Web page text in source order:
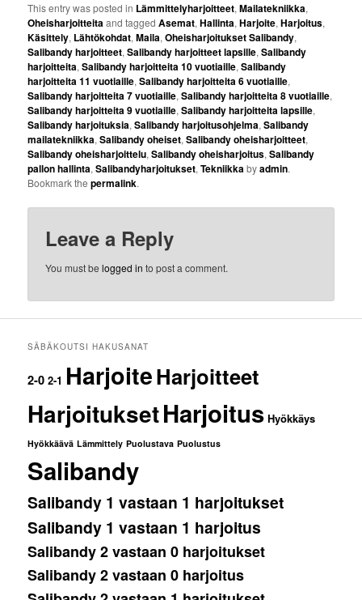
This entry was posted in Lämmittelyharjoitteet,Mailatekniikka,
Oheisharjoitteitaand taggedAsemat,Hallinta,Harjoite,Harjoitus,
Käsittely, Lähtökohdat,Maila,Oheisharjoitukset Salibandy,
Salibandy harjoitteet,Salibandy harjoitteet lapsille,Salibandy
harjoitteita,Salibandy harjoitteita 10 vuotiaille,Salibandy
harjoitteita 11 vuotiaille,Salibandy harjoitteita 6 vuotiaille,
Salibandy harjoitteita 7 vuotiaille,Salibandy harjoitteita 8 vuotiaille,
Salibandy harjoitteita 9 vuotiaille,Salibandy harjoitteita lapsille,
Salibandy harjoituksia,Salibandy harjoitusohjelma,Salibandy
mailatekniikka,Salibandy oheiset,Salibandy oheisharjoitteet,
Salibandy oheisharjoittelu,Salibandy oheisharjoitus,Salibandy
pallon hallinta,Salibandyharjoitukset,Tekniikkabyadmin.
Bookmark thepermalink.
Leave a Reply
You must belogged in to post a comment.
SÄBÄKOUTSI HAKUSANAT
2-0 2-1 HarjoiteHarjoitteet
HarjoituksetHarjoitus Hyökkäys
Hyökkäävä Lämmittely Puolustava Puolustus
Salibandy
Salibandy 1 vastaan 1 harjoitukset
Salibandy 1 vastaan 1 harjoitus
Salibandy 2 vastaan 0 harjoitukset
Salibandy 2 vastaan 0 harjoitus